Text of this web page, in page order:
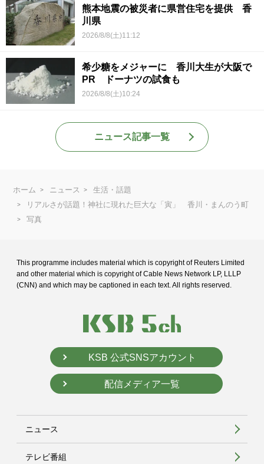
熊本地震の被災者に県営住宅を提供 香
川県
2026/8/8(土)11:12
希少糖をメジャーに 香川大生が大阪で
PR ドーナツの試食も
2026/8/8(土)10:24
ニュース記事一覧
ホーム ニュース
生活・話題
リアルさが話題！神社に現れた巨大な「寅」 香川・まんのう町
写真
This programme includes material which is copyright of Reuters Limited
and other material which is copyright of Cable News Network LP, LLLP
(CNN) and which may be captioned in each text. All rights reserved.
KSB 公式SNSアカウント
配信メディア一覧
ニュース
テレビ番組